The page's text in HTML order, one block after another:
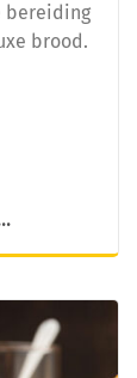
bereiding
brood.